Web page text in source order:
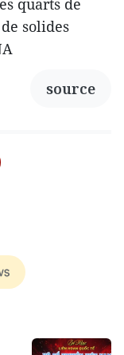
solides
source